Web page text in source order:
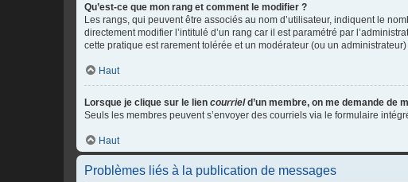
Qu’est-ce que mon rang et comment le modifier ?
Les rangs, qui peuvent être associés au nom d’utilisateur, indiquent le
directement modifier l’intitulé d’un rang car il est paramétré par
cette pratique est rarement tolérée et un modérateur (ou un
Haut
Lorsque je clique sur le lien courrield’un membre, on me demande de
Seuls les membres peuvent s’envoyer des courriels via le formulaire
Haut
Problèmes liés à la publication de messages